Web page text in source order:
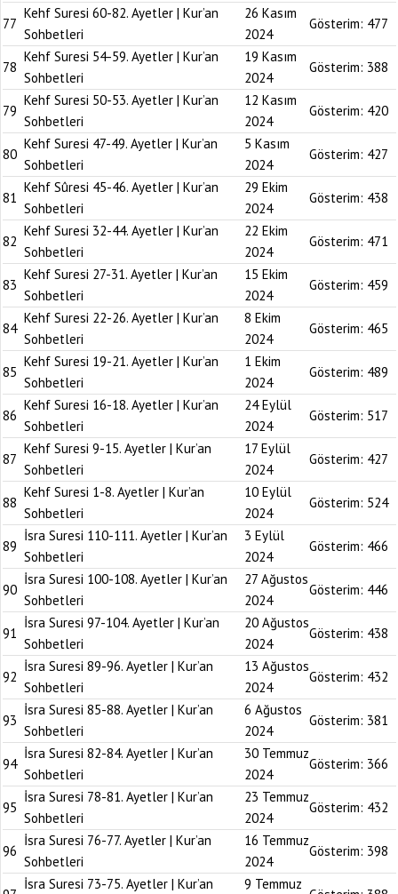
77
Kehf Suresi 60-82. Ayetler | Kur’an
Sohbetleri
26 Kasım
2024
Gösterim: 477
78
Kehf Suresi 54-59. Ayetler | Kur’an
Sohbetleri
19 Kasım
2024
Gösterim: 388
79
Kehf Suresi 50-53. Ayetler | Kur’an
Sohbetleri
12 Kasım
2024
Gösterim: 420
80
Kehf Suresi 47-49. Ayetler | Kur’an
Sohbetleri
5 Kasım
2024
Gösterim: 427
81
Kehf Sûresi 45-46. Ayetler | Kur’an
Sohbetleri
29 Ekim
2024
Gösterim: 438
82
Kehf Suresi 32-44. Ayetler | Kur’an
Sohbetleri
22 Ekim
2024
Gösterim: 471
83
Kehf Suresi 27-31. Ayetler | Kur’an
Sohbetleri
15 Ekim
2024
Gösterim: 459
84
Kehf Suresi 22-26. Ayetler | Kur’an
Sohbetleri
8 Ekim
2024
Gösterim: 465
85
Kehf Suresi 19-21. Ayetler | Kur’an
Sohbetleri
1 Ekim
2024
Gösterim: 489
86
Kehf Suresi 16-18. Ayetler | Kur’an
Sohbetleri
24 Eylül
2024
Gösterim: 517
87
Kehf Suresi 9-15. Ayetler | Kur’an
Sohbetleri
17 Eylül
2024
Gösterim: 427
88
Kehf Suresi 1-8. Ayetler | Kur’an
Sohbetleri
10 Eylül
2024
Gösterim: 524
89
İsra Suresi 110-111. Ayetler | Kur’an
Sohbetleri
3 Eylül
2024
Gösterim: 466
90
İsra Suresi 100-108. Ayetler | Kur’an
Sohbetleri
27 Ağustos
2024
Gösterim: 446
91
İsra Suresi 97-104. Ayetler | Kur’an
Sohbetleri
20 Ağustos
2024
Gösterim: 438
92
İsra Suresi 89-96. Ayetler | Kur’an
Sohbetleri
13 Ağustos
2024
Gösterim: 432
93
İsra Suresi 85-88. Ayetler | Kur’an
Sohbetleri
6 Ağustos
2024
Gösterim: 381
94
İsra Suresi 82-84. Ayetler | Kur’an
Sohbetleri
30 Temmuz
2024
Gösterim: 366
95
İsra Suresi 78-81. Ayetler | Kur’an
Sohbetleri
23 Temmuz
2024
Gösterim: 432
96
İsra Suresi 76-77. Ayetler | Kur’an
Sohbetleri
16 Temmuz
2024
Gösterim: 398
İsra Suresi 73-75. Ayetler | Kur’an
9 Temmuz